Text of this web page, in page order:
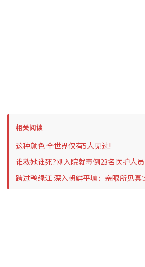
相关阅读
这种颜色 全世界仅有5人见过!
谁救她谁死?刚入院就毒倒23名医护人
跨过鸭绿江 深入朝鲜平壤：亲眼所见真